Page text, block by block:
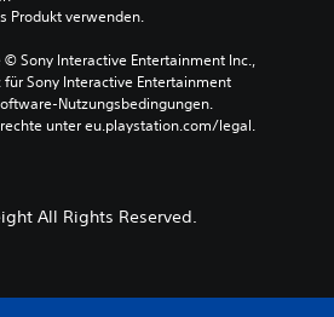
Produkt verwenden.
Sony Interactive Entertainment Inc.,
Sony Interactive Entertainment
Nutzungsbedingungen.
unter eu.playstation.com/legal.
All Rights Reserved.